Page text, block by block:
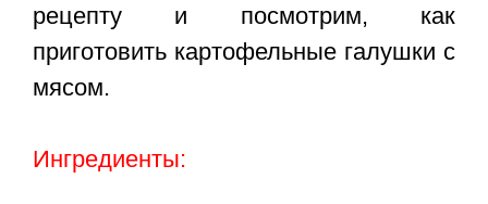
рецепту и посмотрим, как
приготовить картофельные галушки с
мясом.
Ингредиенты: